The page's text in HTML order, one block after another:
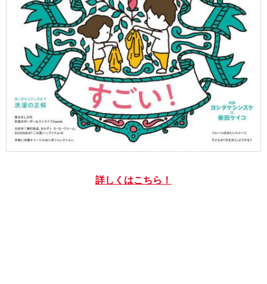
詳しくはこちら！